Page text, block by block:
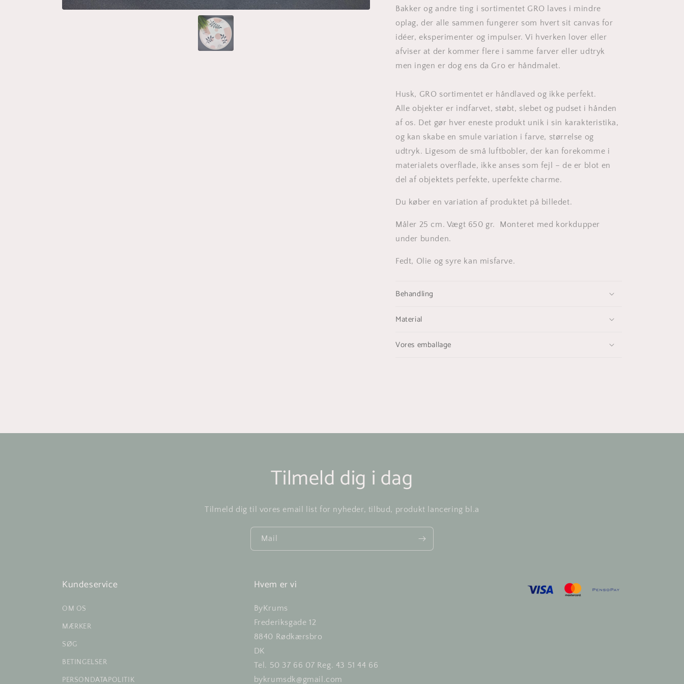
Bakker og andre ting i sortimentet GRO laves i mindre
oplag, der alle sammen fungerer som hvert sit canvas for
idéer, eksperimenter og impulser. Vi hverken lover eller
afviser at der kommer flere i samme farver eller udtryk
men ingen er dog ens da Gro er håndmalet.
Husk, GRO sortimentet er håndlaved og ikke perfekt.
Alle objekter er indfarvet, støbt, slebet og pudset i hånden
af os. Det gør hver eneste produkt unik i sin karakteristika,
og kan skabe en smule variation i farve, størrelse og
udtryk. Ligesom de små luftbobler, der kan forekomme i
materialets overflade, ikke anses som fejl – de er blot en
del af objektets perfekte, uperfekte charme.
Du køber en variation af produktet på billedet.
Måler 25 cm. Vægt 650 gr. Monteret med korkdupper
under bunden.
Fedt, Olie og syre kan misfarve.
Behandling
Material
Vores emballage
Tilmeld dig i dag
Tilmeld dig til vores email list for nyheder, tilbud, produkt lancering bl.a
Mail
Kundeservice
OM OS
MÆRKER
SØG
BETINGELSER
PERSONDATAPOLITIK
Hvem er vi
ByKrums
Frederiksgade 12
8840 Rødkærsbro
DK
Tel. 50 37 66 07 Reg. 43 51 44 66
bykrumsdk@gmail.com